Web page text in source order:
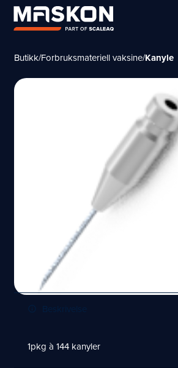
Butikk/Forbruksmateriell vaksine/Kanyle
info_outline Beskrivelse
1pkg à 144 kanyler